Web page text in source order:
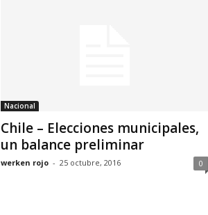
Nacional
Chile – Elecciones municipales,
un balance preliminar
werken rojo - 25 octubre, 2016 0